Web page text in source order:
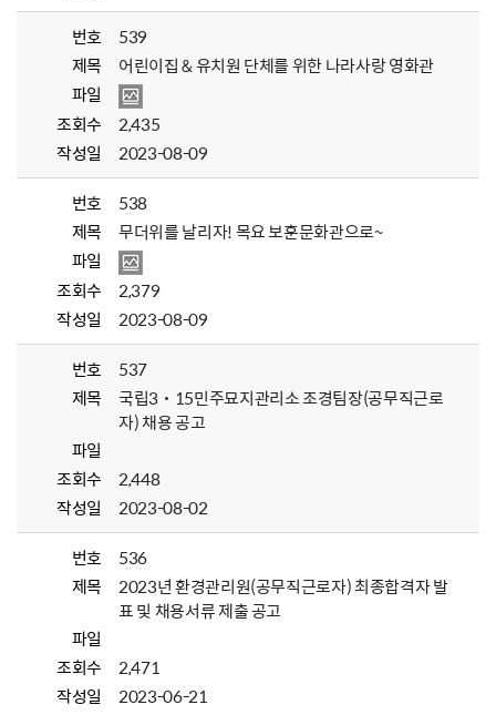
번호
539
제목
어린이집 & 유치원 단체를 위한 나라사랑 영화관
파일
조회수
2,435
작성일
2023-08-09
번호
538
제목
무더위를 날리자! 목요 보훈문화관으로~
파일
조회수
2,379
작성일
2023-08-09
번호
537
제목
국립3˙15민주묘지관리소 조경팀장(공무직근로
자) 채용 공고
파일
조회수
2,448
작성일
2023-08-02
번호
536
제목
2023년 환경관리원(공무직근로자) 최종합격자 발
표 및 채용서류 제출 공고
파일
조회수
2,471
작성일
2023-06-21